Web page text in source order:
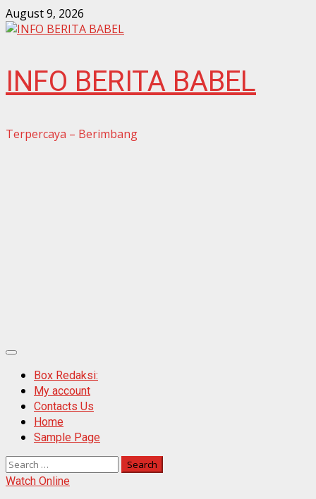
Skip
to
August 9, 2026
INFO BERITA BABEL
Terpercaya – Berimbang
Primary
MenuBox Redaksi:
My account
Contacts Us
Home
Sample Page
Search
for:
Watch Online